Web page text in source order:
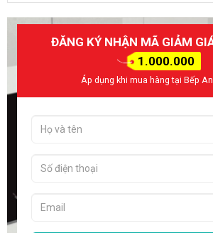
ĐĂNG KÝ NHẬN MÃ GIẢM
1.000.000
Áp dụng khi mua hàng tại Bếp